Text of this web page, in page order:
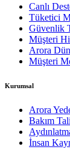
Canlı
Tüketici
Güvenlik
Müşteri
Arora
Müşteri
Kurumsal
Arora
Bakım
İnsan